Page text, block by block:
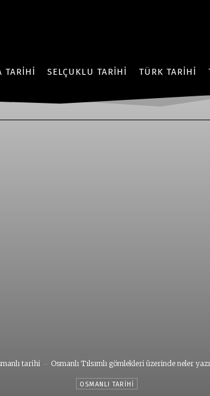
TARIHI SELÇUKLU TARIHI TÜRK TARIHI
tarihi Osmanlı Tılsımlı gömlekleri üzerinde neler
OSMANLI TARIHI